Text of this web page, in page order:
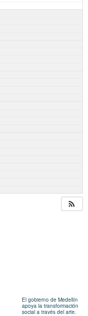
El gobierno de Medellín
apoya la transformación
social a través del arte.